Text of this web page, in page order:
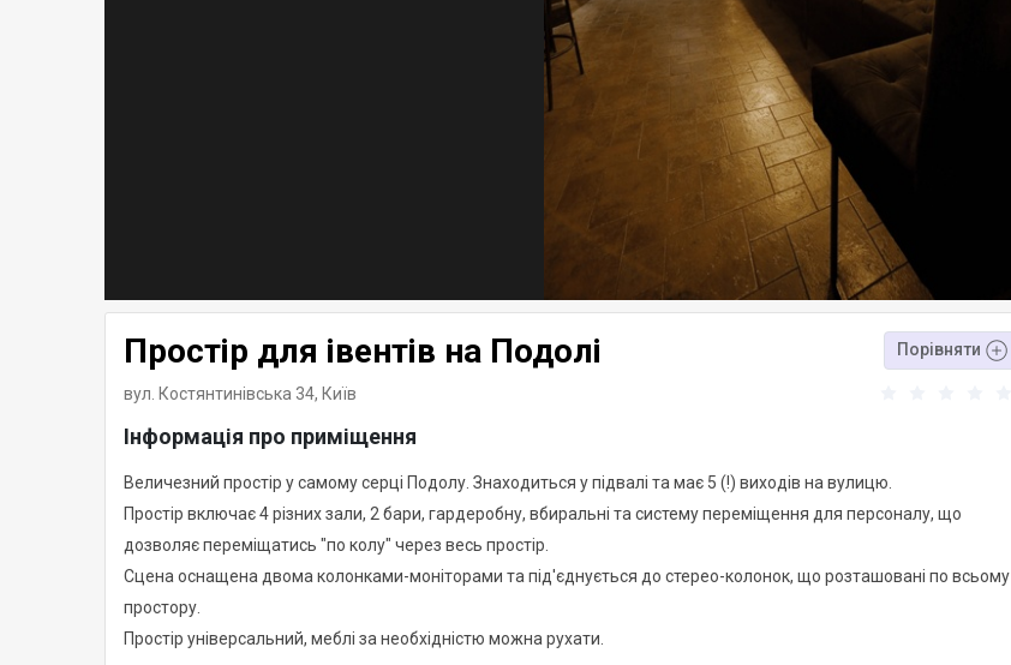
Простір для івентів на Подолі Порівняти
вул. Костянтинівська 34, Київ
Інформація про приміщення
Величезний простір у самому серці Подолу. Знаходиться у підвалі та має 5 (!) виходів на вулицю.
Простір включає 4 різних зали, 2 бари, гардеробну, вбиральні та систему переміщення для персоналу, що
дозволяє переміщатись "по колу" через весь простір.
Сцена оснащена двома колонками-моніторами та під'єднується до стерео-колонок, що розташовані по всьому
простору.
Простір універсальний, меблі за необхідністю можна рухати.